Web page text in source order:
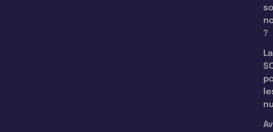
?
La